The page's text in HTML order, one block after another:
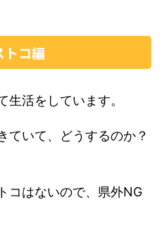
コ編
生活をしています。
ていて、どうするのか？
コはないので、県外NG